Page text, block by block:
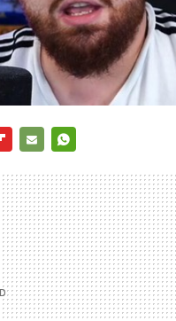
MAIL